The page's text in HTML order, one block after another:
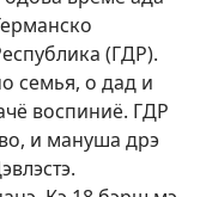
(ГДР).
семья, о дад и
воспиниё. ГДР
и мануша дрэ